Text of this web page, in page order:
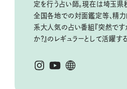
定を行う占い師。現在は埼玉県
全国各地での対面鑑定等、精力
系大人気の占い番組『突然です
か？』のレギュラーとして活躍する